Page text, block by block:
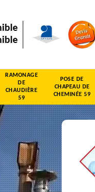
RAMONAGE
DE
CHAUDIÈRE
59
POSE DE
CHAPEAU DE
CHEMINÉE 59